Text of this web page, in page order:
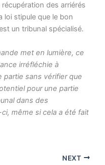
des arriérés
loi stipule que le bon
un tribunal spécialisé.
met en lumière, ce
irréfléchie à
partie sans vérifier que
pour une partie
dans des
même si cela a été fait
NEXT